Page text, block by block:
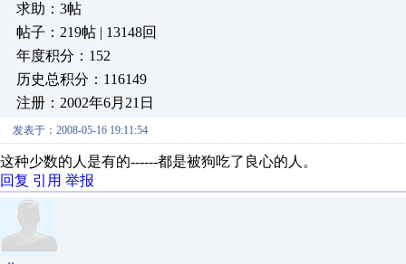
求助：3帖
帖子：219帖 | 13148回
年度积分：152
历史总积分：116149
注册：2002年6月21日
发表于：2008-05-16 19:11:54
这种少数的人是有的------都是被狗吃了良心的人。
回复 引用 举报